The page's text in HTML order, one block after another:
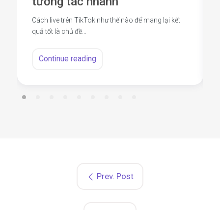
Cách live trên TikTok như thế nào để mang lại kết
quả tốt là chủ đề…
Continue reading
Prev. Post